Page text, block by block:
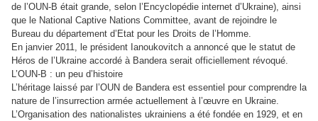
de l’OUN-B était grande, selon l’Encyclopédie internet d’Ukraine), ainsi
que le National Captive Nations Committee, avant de rejoindre le
Bureau du département d’Etat pour les Droits de l’Homme.
En janvier 2011, le président Ianoukovitch a annoncé que le statut de
Héros de l’Ukraine accordé à Bandera serait officiellement révoqué.
L’OUN-B : un peu d’histoire
L’héritage laissé par l’OUN de Bandera est essentiel pour comprendre la
nature de l’insurrection armée actuellement à l’œuvre en Ukraine.
L’Organisation des nationalistes ukrainiens a été fondée en 1929, et en